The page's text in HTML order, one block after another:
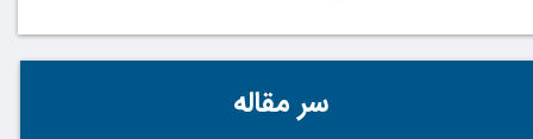
سر مقاله